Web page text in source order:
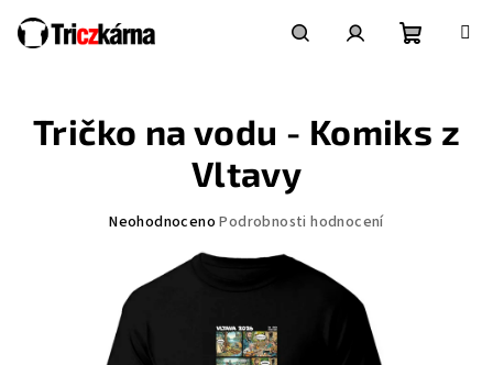
obsah
košík
Tričko na vodu - Komiks z
Vltavy
Průměrné
produktu
0,0
z
5
Neohodnoceno Podrobnosti hodnocení